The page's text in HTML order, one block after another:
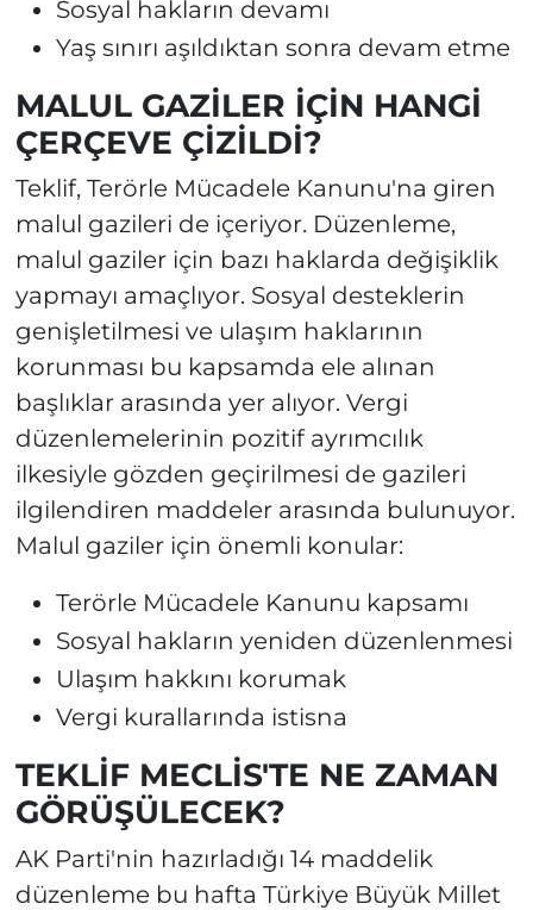
Sosyal hakların devamı
Yaş sınırı aşıldıktan sonra devam etme
MALUL GAZİLER İÇİN HANGİ
ÇERÇEVE ÇİZİLDİ?
Teklif, Terörle Mücadele Kanunu'na giren
malul gazileri de içeriyor. Düzenleme,
malul gaziler için bazı haklarda değişiklik
yapmayı amaçlıyor. Sosyal desteklerin
genişletilmesi ve ulaşım haklarının
korunması bu kapsamda ele alınan
başlıklar arasında yer alıyor. Vergi
düzenlemelerinin pozitif ayrımcılık
ilkesiyle gözden geçirilmesi de gazileri
ilgilendiren maddeler arasında bulunuyor.
Malul gaziler için önemli konular:
Terörle Mücadele Kanunu kapsamı
Sosyal hakların yeniden düzenlenmesi
Ulaşım hakkını korumak
Vergi kurallarında istisna
TEKLİF MECLİS'TE NE ZAMAN
GÖRÜŞÜLECEK?
AK Parti'nin hazırladığı 14 maddelik
düzenleme bu hafta Türkiye Büyük Millet